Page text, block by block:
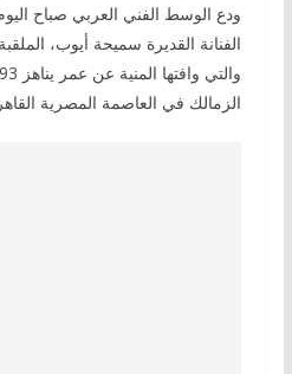
الفنانة القديرة سميحة أيوب،
الزمالك في العاصمة المصرية